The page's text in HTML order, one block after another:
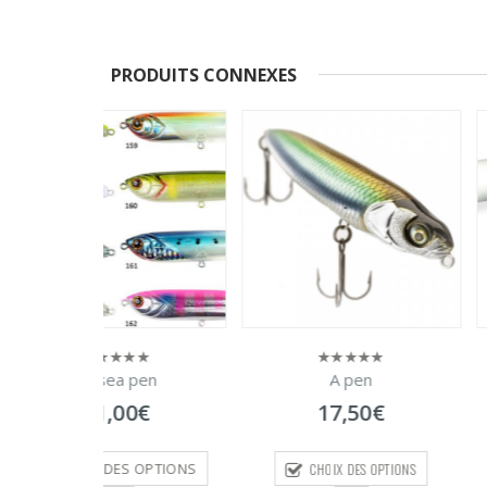
PRODUITS CONNEXES
CHOIX DES OPTIONS CHOIX DES